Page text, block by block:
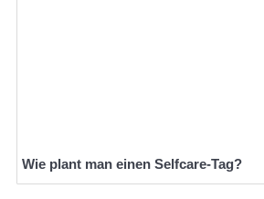
Wie plant man einen Selfcare-Tag?